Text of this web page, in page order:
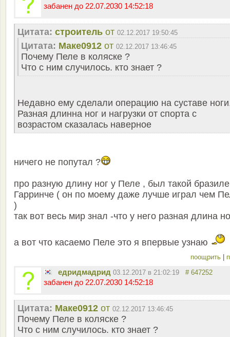
забанен до 22.07.2030 14:52:18
Цитата: строитель от 02.12.2017 19:50:45
Цитата: Маке0912 от 02.12.2017 13:46:45
Почему Пеле в коляске ?
Что с ним случилось. кто знает ?
Недавно ему сделали операцию на суставе
Разная длинна ног и нагрузки от спорта с
возрастом сказалась наверное
ничего не попутал ?
про разную длину ног у Пеле , был такой
Гарринче ( он по моему даже лучше играл чем
)
так вот весь мир знал -что у него разная длина
а вот что касаемо Пеле это я впервые узнаю
поощрить
едридмадрид 03.12.2017 в 21:02:19 # 647252
забанен до 22.07.2030 14:52:18
Цитата: Маке0912 от 02.12.2017 13:46:45
Почему Пеле в коляске ?
Что с ним случилось. кто знает ?